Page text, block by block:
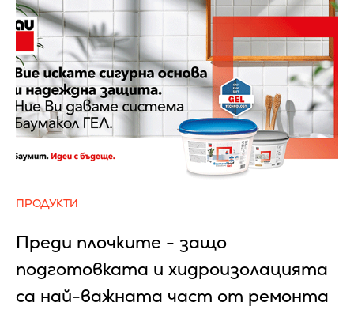
ПРОДУКТИ
Преди плочките - защо
подготовката и хидроизолацията
са най-важната част от ремонта